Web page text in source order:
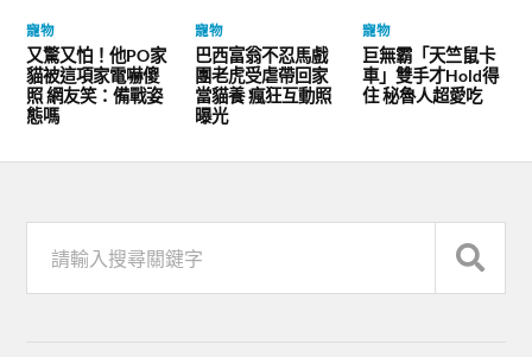
寵物
又驚又怕！他PO家
貓被這項家電嚇傻
照 網友笑：備戰姿
態嗎
寵物
巴西富翁不忍馬戲
團老虎受虐帶回家
當貓養 瘋狂互動照
曝光
寵物
巨無霸「天竺鼠卡
車」雙手才Hold得
住 秘魯人超愛吃